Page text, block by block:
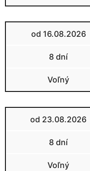
od 16.08.2026
8 dní
Voľný
od 23.08.2026
8 dní
Voľný